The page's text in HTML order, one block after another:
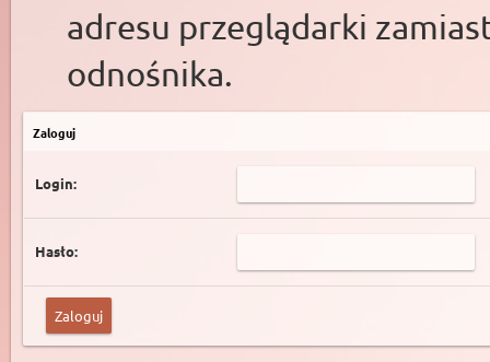
adresu przeglądarki
odnośnika.
Zaloguj
Login:
Hasło: